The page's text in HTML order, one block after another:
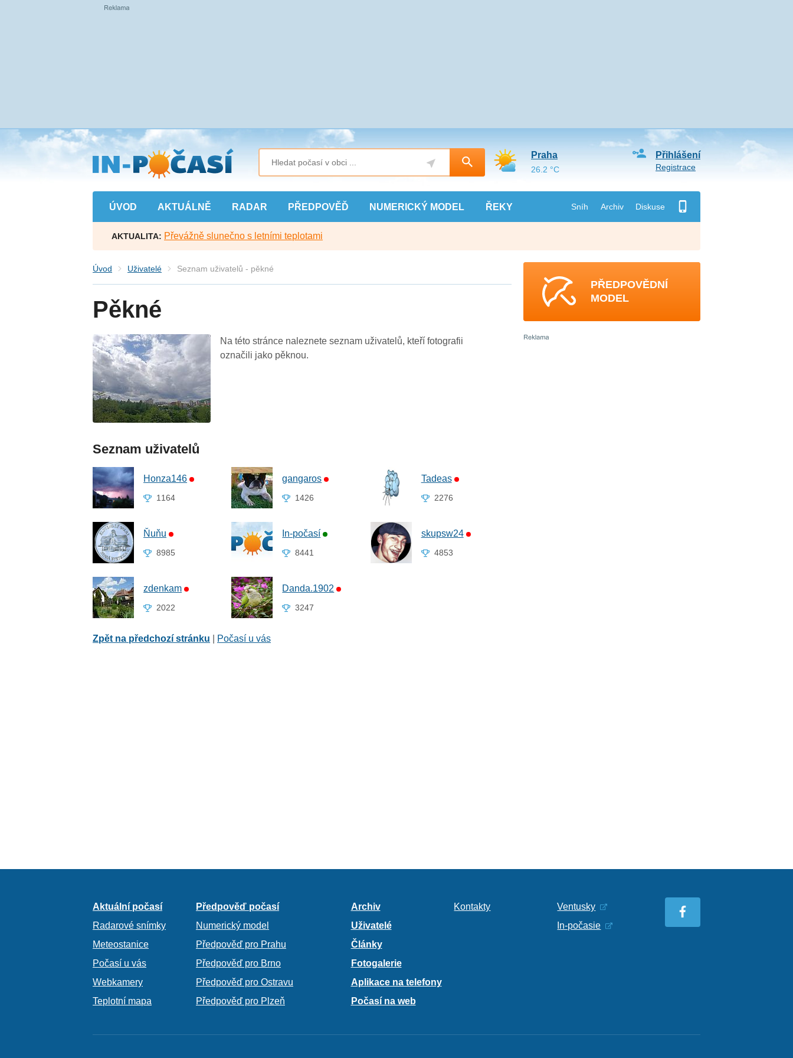
Přejít
na
hlavní
obsah
ÚVOD AKTUÁLNĚ RADAR PŘEDPOVĚĎ NUMERICKÝ MODEL ŘEKY Sníh Archiv Diskuse
Přihlášení
Registrace
Praha
26.2 °C
AKTUALITA: Převážně slunečno s letními teplotami
Úvod Uživatelé Seznam uživatelů - pěkné
Pěkné
Na této stránce naleznete seznam uživatelů, kteří fotografii
označili jako pěknou.
Seznam uživatelů
Honza146
1164
gangaros
1426
Tadeas
2276
Ňuňu
8985
In-počasí
8441
skupsw24
4853
zdenkam
2022
Danda.1902
3247
Zpět na předchozí stránku Počasí u vás
PŘEDPOVĚDNÍ
MODEL
Aktuální počasí
Radarové snímky
Meteostanice
Počasí u vás
Webkamery
Teplotní mapa
Předpověď počasí
Numerický model
Předpověď pro Prahu
Předpověď pro Brno
Předpověď pro Ostravu
Předpověď pro Plzeň
Archiv
Uživatelé
Články
Fotogalerie
Aplikace na telefony
Počasí na web
Kontakty
Ventusky
In-počasie